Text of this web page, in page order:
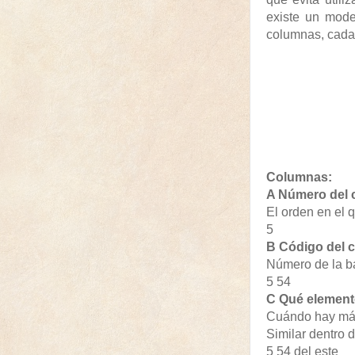
existe un
columnas,
Columnas:
A Número del
El orden en el
5
B Código del
Número de la
5 54
C Qué
Cuándo hay
Similar dentro
5 54 del este